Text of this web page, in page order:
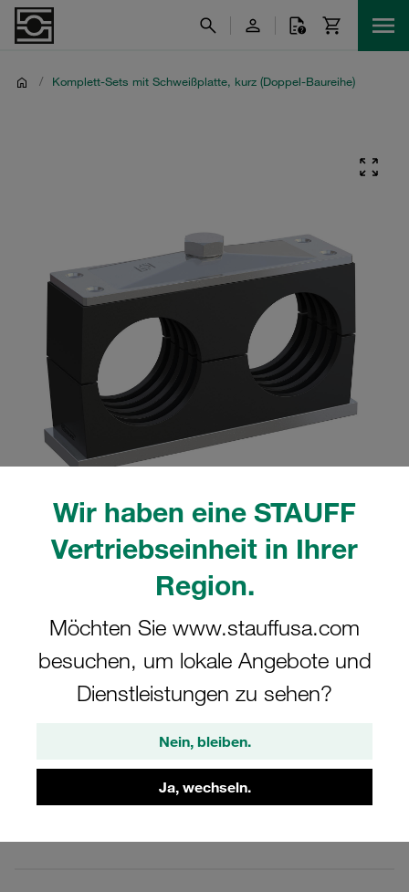
Wir haben eine STAUFF
Vertriebseinheit in Ihrer
Region.
Möchten Sie www.stauffusa.com
besuchen, um lokale Angebote und
Dienstleistungen zu sehen?
Nein, bleiben.
Ja, wechseln.
/ Komplett-Sets mit Schweißplatte, kurz (Doppel-Baureihe)
tatsächlichen Produkt abweichen.
Mehr anzeigen
Komplettschelle Doppel-Baureihe Gr.
3D Ø22mm Polyamid W5 Anschweißpl.,
kurz Deckpl., AS-Schraube gerippt, mit
Vorspannung
SP-322/22-PA-GD-AS-M-W5
STAUFF Materialnr. 1110015933